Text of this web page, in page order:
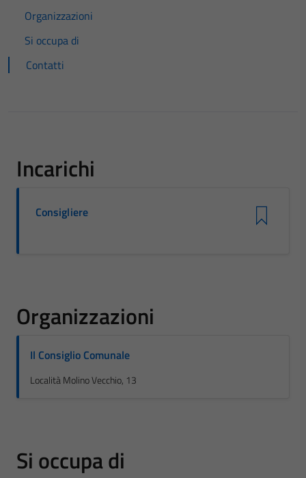
Organizzazioni
Si occupa di
Contatti
Incarichi
Consigliere
Organizzazioni
Il Consiglio Comunale
Località Molino Vecchio, 13
Si occupa di